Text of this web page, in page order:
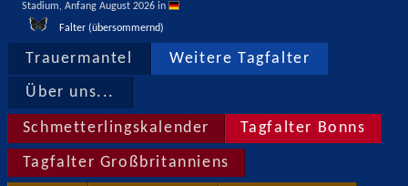
Stadium, Anfang August 2026 in
Falter (übersommernd)
Trauermantel Weitere Tagfalter
Über uns...
Schmetterlingskalender Tagfalter Bonns
Tagfalter Großbritanniens